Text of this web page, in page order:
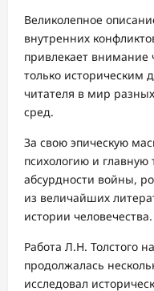
Великолепное
внутренних
привлекает внимание
только историческим
читателя в мир
сред.
За свою эпическую
психологию и
абсурдности войны,
из величайших
истории человечества.
Работа Л.Н. Толстого
продолжалась
исследовал